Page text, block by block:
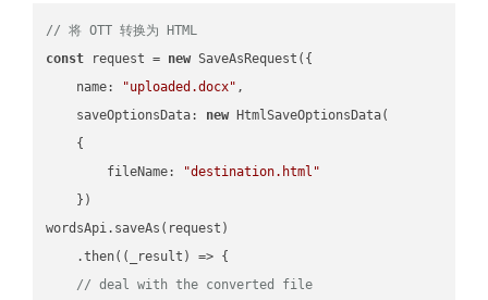
// 将 OTT 转换为 HTML
const request = new SaveAsRequest({
name: "uploaded.docx" ,
saveOptionsData: new HtmlSaveOptionsData(
    {
fileName:
"destination.html"
    })
wordsApi.saveAs(request)
    .then(
( _result ) => {
// deal with the converted file